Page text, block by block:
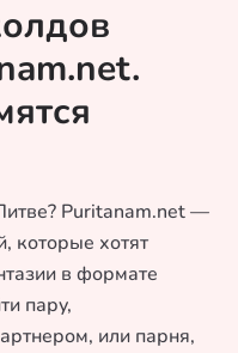
Puritanam.net —
которые хотят
в формате
пару,
или парня,